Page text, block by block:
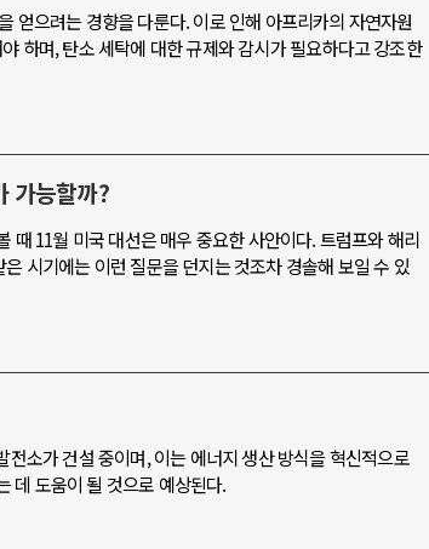
얻으려는 경향을 다룬다. 이로 인해 아프리카의 자연자원
하며, 탄소 세탁에 대한 규제와 감시가 필요하다고 강조한
가능할까?
때 11월 미국 대선은 매우 중요한 사안이다. 트럼프와 해리
시기에는 이런 질문을 던지는 것조차 경솔해 보일 수 있
소가 건설 중이며, 이는 에너지 생산 방식을 혁신적으로
데 도움이 될 것으로 예상된다.